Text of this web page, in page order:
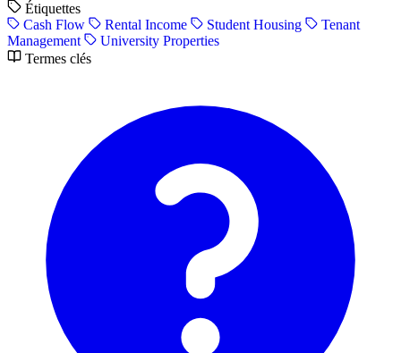
Étiquettes
Cash Flow
Rental Income Student Housing
Tenant
Management
University Properties
Termes clés